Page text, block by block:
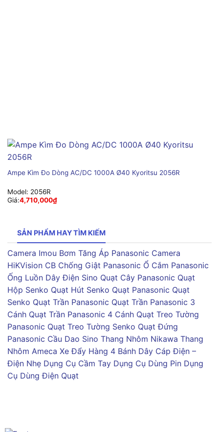
Ampe Kìm Đo Dòng AC/DC 1000A Ø40 Kyoritsu 2056R
Model: 2056R
Giá:4,710,000₫
SẢN PHẨM HAY TÌM KIẾM
Camera Imou Bơm Tăng Áp Panasonic Camera
HiKVision CB Chống Giật Panasonic Ổ Cắm Panasonic
Ống Luồn Dây Điện Sino Quạt Cây Panasonic Quạt
Hộp Senko Quạt Hút Senko Quạt Panasonic Quạt
Senko Quạt Trần Panasonic Quạt Trần Panasonic 3
Cánh Quạt Trần Panasonic 4 Cánh Quạt Treo Tường
Panasonic Quạt Treo Tường Senko Quạt Đứng
Panasonic Cầu Dao Sino Thang Nhôm Nikawa Thang
Nhôm Ameca Xe Đẩy Hàng 4 Bánh Dây Cáp Điện –
Điện Nhẹ Dụng Cụ Cầm Tay Dụng Cụ Dùng Pin Dụng
Cụ Dùng Điện Quạt